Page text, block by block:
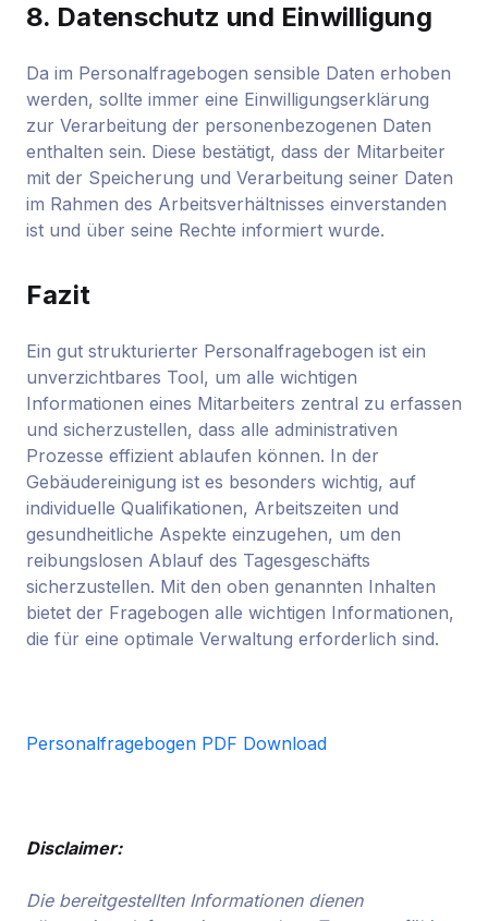
8. Datenschutz und Einwilligung
Da im Personalfragebogen sensible Daten erhoben
werden, sollte immer eine Einwilligungserklärung
zur Verarbeitung der personenbezogenen Daten
enthalten sein. Diese bestätigt, dass der Mitarbeiter
mit der Speicherung und Verarbeitung seiner Daten
im Rahmen des Arbeitsverhältnisses einverstanden
ist und über seine Rechte informiert wurde.
Fazit
Ein gut strukturierter Personalfragebogen ist ein
unverzichtbares Tool, um alle wichtigen
Informationen eines Mitarbeiters zentral zu erfassen
und sicherzustellen, dass alle administrativen
Prozesse effizient ablaufen können. In der
Gebäudereinigung ist es besonders wichtig, auf
individuelle Qualifikationen, Arbeitszeiten und
gesundheitliche Aspekte einzugehen, um den
reibungslosen Ablauf des Tagesgeschäfts
sicherzustellen. Mit den oben genannten Inhalten
bietet der Fragebogen alle wichtigen Informationen,
die für eine optimale Verwaltung erforderlich sind.
Personalfragebogen PDF Download
Disclaimer:
Die bereitgestellten Informationen dienen